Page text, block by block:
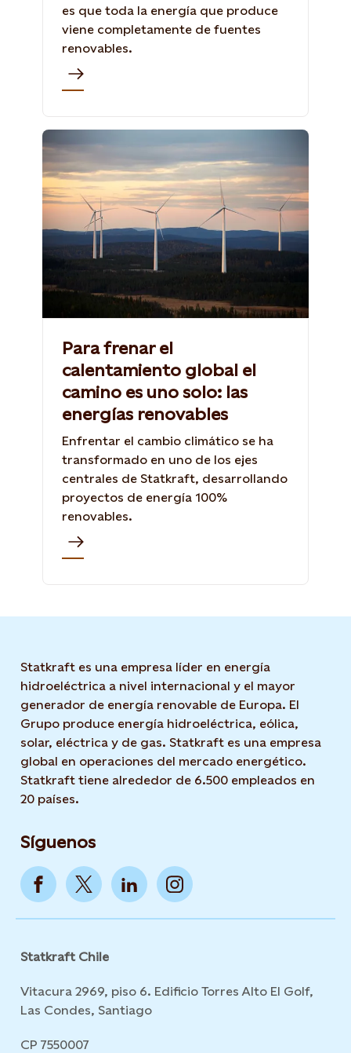
es que toda la energía que produce
viene completamente de fuentes
renovables.
Para frenar el
calentamiento global el
camino es uno solo: las
energías renovables
Enfrentar el cambio climático se ha
transformado en uno de los ejes
centrales de Statkraft, desarrollando
proyectos de energía 100%
renovables.
Statkraft es una empresa líder en energía
hidroeléctrica a nivel internacional y el mayor
generador de energía renovable de Europa. El
Grupo produce energía hidroeléctrica, eólica,
solar, eléctrica y de gas. Statkraft es una empresa
global en operaciones del mercado energético.
Statkraft tiene alrededor de 6.500 empleados en
20 países.
Síguenos
Statkraft Chile
Vitacura 2969, piso 6. Edificio Torres Alto El Golf,
Las Condes, Santiago
CP 7550007